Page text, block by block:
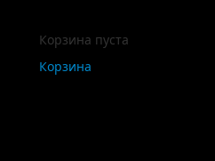
Корзина пуста
Корзина